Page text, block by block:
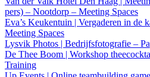
pers) – Nootdorp – Meeting Spaces
Eva’s Keukentuin | Vergaderen in de
Meeting Spaces
Lysvik Photos | Bedrijfsfotografie –
De Thee Boom | Workshop
Training